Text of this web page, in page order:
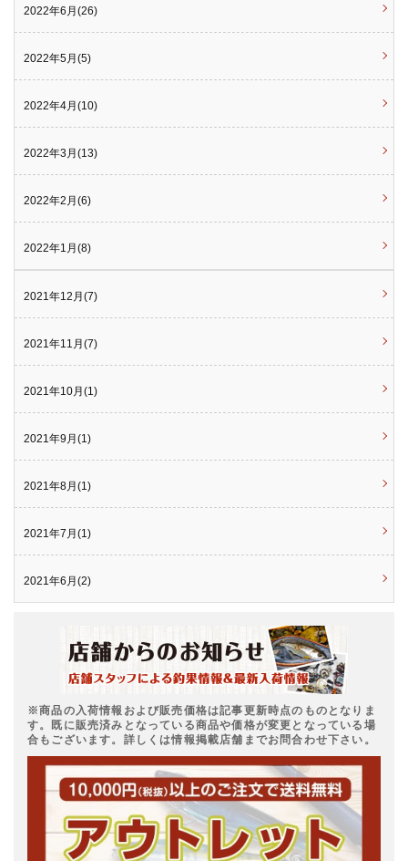
2022年6月(26)
2022年5月(5)
2022年4月(10)
2022年3月(13)
2022年2月(6)
2022年1月(8)
2021年12月(7)
2021年11月(7)
2021年10月(1)
2021年9月(1)
2021年8月(1)
2021年7月(1)
2021年6月(2)
※商品の入荷情報および販売価格は記事更新時点のものとなりま
す。既に販売済みとなっている商品や価格が変更となっている場
合もございます。詳しくは情報掲載店舗までお問合わせ下さい。